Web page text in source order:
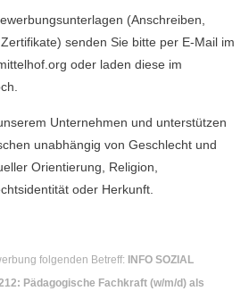
(Anschreiben,
senden Sie bitte per E-Mail im
oder laden diese im
Unternehmen und unterstützen
unabhängig von Geschlecht und
Orientierung, Religion,
oder Herkunft.
folgenden Betreff:
INFO SOZIAL
Pädagogische Fachkraft (w/m/d) als